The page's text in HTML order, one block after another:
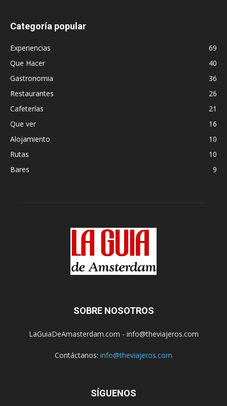
Categoría popular
Experiencias
69
Que Hacer
40
Gastronomia
36
Restaurantes
26
Cafeterías
21
Que ver
16
Alojamiento
10
Rutas
10
Bares
9
SOBRE NOSOTROS
LaGuiaDeAmasterdam.com - info@theviajeros.com
Contáctanos: info@theviajeros.com
SÍGUENOS